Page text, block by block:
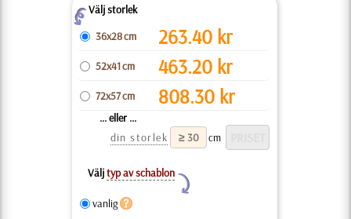
ZVälj storlek
36x28 cm
263.40 kr
52x41 cm 463.20 kr
72x57 cm 808.30 kr
... eller ...
din storlek
cm
Väljtyp av schablon
Y
vanlig